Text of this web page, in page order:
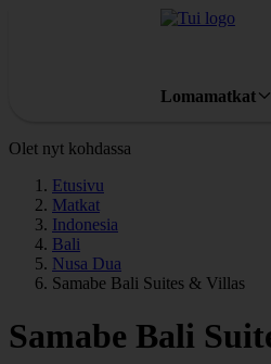
Lomamatkat
Olet nyt kohdassa
Etusivu
Matkat
Indonesia
Bali
Nusa Dua
Samabe Bali Suites & Villas
Samabe Bali